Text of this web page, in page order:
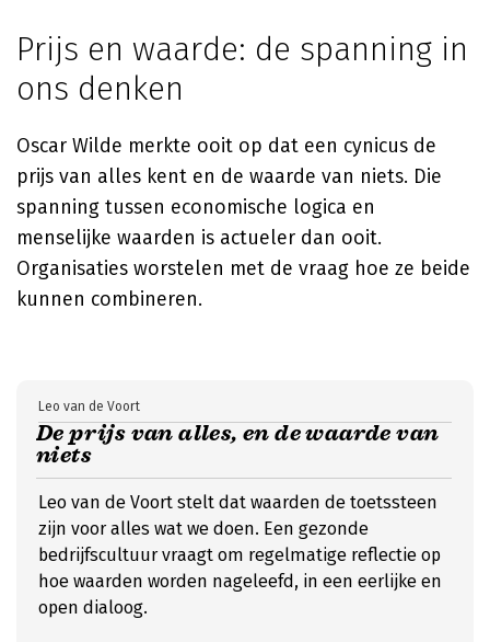
Prijs en waarde: de spanning in
ons denken
Oscar Wilde merkte ooit op dat een cynicus de
prijs van alles kent en de waarde van niets. Die
spanning tussen economische logica en
menselijke waarden is actueler dan ooit.
Organisaties worstelen met de vraag hoe ze beide
kunnen combineren.
De prijs van alles, en de waarde van
niets
Leo van de Voort
Leo van de Voort stelt dat waarden de toetssteen
zijn voor alles wat we doen. Een gezonde
bedrijfscultuur vraagt om regelmatige reflectie op
hoe waarden worden nageleefd, in een eerlijke en
open dialoog.